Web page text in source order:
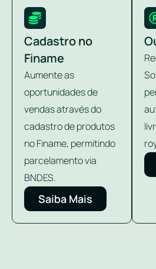
Cadastro no
Finame
Aumente as
oportunidades de
vendas através do
cadastro de produtos
no Finame, permitindo
parcelamento via
BNDES.
Saiba Mais